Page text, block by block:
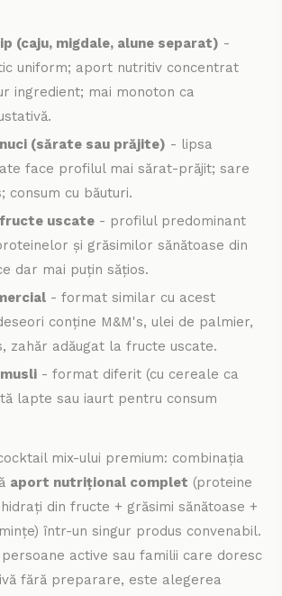
(caju, migdale, alune separat) -
uniform; aport nutritiv concentrat
ingredient; mai monoton ca
(sărate sau prăjite) - lipsa
face profilul mai sărat-prăjit; sare
consum cu băuturi.
uscate - profilul predominant
și grăsimilor sănătoase din
dar mai puțin sățios.
- format similar cu acest
conține M&M's, ulei de palmier,
zahăr adăugat la fructe uscate.
- format diferit (cu cereale ca
lapte sau iaurt pentru consum
mix-ului premium: combinația
aport nutrițional complet (proteine
din fructe + grăsimi sănătoase +
într-un singur produs convenabil.
active sau familii care doresc
fără preparare, este alegerea